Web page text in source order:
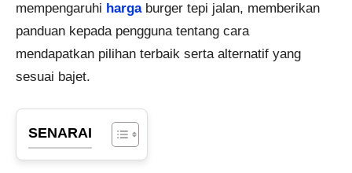
mempengaruhi hargaburger tepi jalan, memberikan
panduan kepada pengguna tentang cara
mendapatkan pilihan terbaik serta alternatif yang
sesuai bajet.
SENARAI